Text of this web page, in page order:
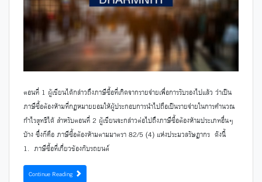
ตอนที่ 1 ผู้เขียนได้กล่าวถึงภาษีซื้อที่เกิดจากรายจ่ายเพื่อการรับรองไปแล้ว ว่าเป็น
ภาษีซื้อต้องห้ามที่กฎหมายยอมให้ผู้ประกอบการนำไปถือเป็นรายจ่ายในการคำนวณ
กำไรสุทธิได้ สำหรับตอนที่ 2 ผู้เขียนจะกล่าวต่อไปถึงภาษีซื้อต้องห้ามประเภทอื่นๆ
บ้าง ซึ่งก็คือ ภาษีซื้อต้องห้ามตามมาตรา 82/5 (4) แห่งประมวลรัษฎากร ดังนี้
1. ภาษีซื้อที่เกี่ยวข้องกับรถยนต์
Continue Reading